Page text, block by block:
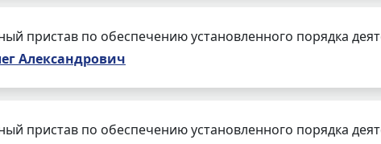
пристав по обеспечению установленного порядка
Александрович
пристав по обеспечению установленного порядка